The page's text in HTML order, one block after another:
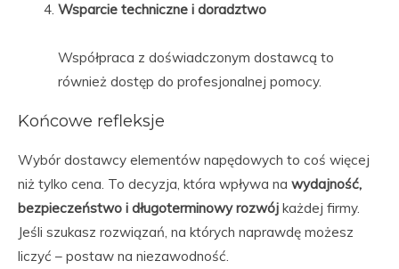
Wsparcie techniczne i doradztwo
Współpraca z doświadczonym dostawcą to
również dostęp do profesjonalnej pomocy.
Końcowe refleksje
Wybór dostawcy elementów napędowych to coś więcej
niż tylko cena. To decyzja, która wpływa na wydajność,
bezpieczeństwo i długoterminowy rozwój każdej firmy.
Jeśli szukasz rozwiązań, na których naprawdę możesz
liczyć – postaw na niezawodność.